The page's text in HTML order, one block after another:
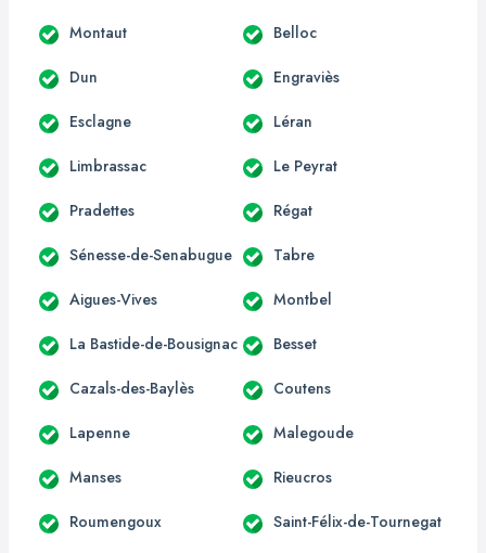
Montaut Belloc
Dun Engraviès
Esclagne Léran
Limbrassac Le Peyrat
Pradettes Régat
Sénesse-de-Senabugue Tabre
Aigues-Vives Montbel
La Bastide-de-Bousignac Besset
Cazals-des-Baylès Coutens
Lapenne Malegoude
Manses Rieucros
Roumengoux Saint-Félix-de-Tournegat